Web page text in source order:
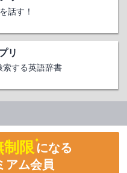
話す！
リ
する英語辞書
制限になる
アム会員